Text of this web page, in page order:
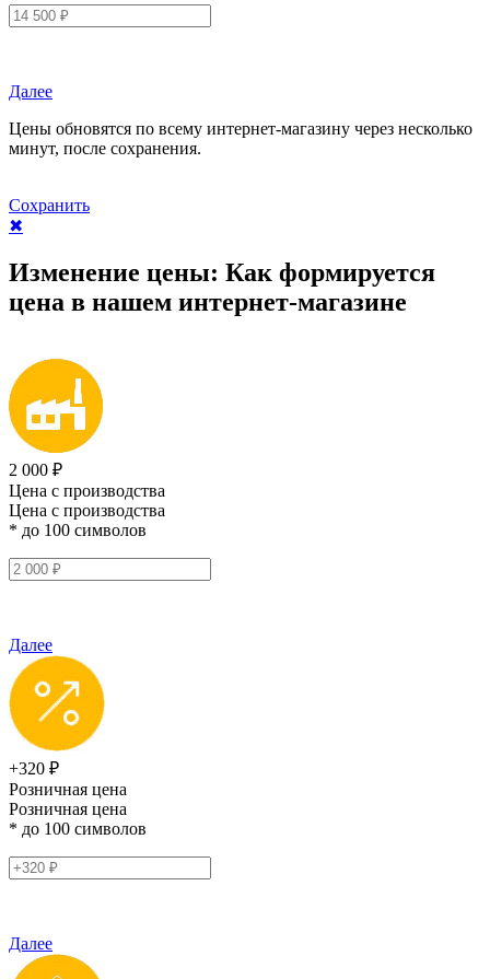
Далее
Цены обновятся по всему интернет-магазину через несколько
минут, после сохранения.
Сохранить
✖
Изменение цены: Как формируется
цена в нашем интернет-магазине
2 000 ₽
Цена с производства
Цена с производства
* до 100 символов
Далее
+320 ₽
Розничная цена
Розничная цена
* до 100 символов
Далее